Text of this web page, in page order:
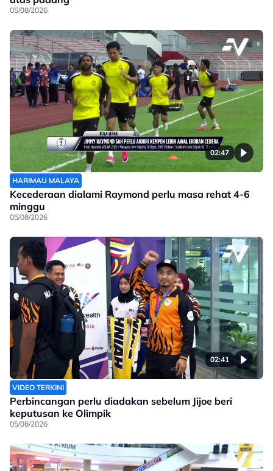
05/08/2026
02:47
HARIMAU MALAYA
Kecederaan dialami Raymond perlu masa rehat 4-6
minggu
05/08/2026
02:41
VIDEO TERKINI
Perbincangan perlu diadakan sebelum Jijoe beri
keputusan ke Olimpik
05/08/2026